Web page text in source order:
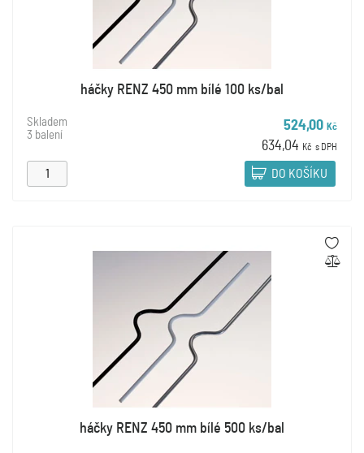
háčky RENZ 450 mm bílé 100 ks/bal
Skladem
3 balení
524,00 Kč
634,04 Kč s DPH
DO KOŠÍKU
háčky RENZ 450 mm bílé 500 ks/bal